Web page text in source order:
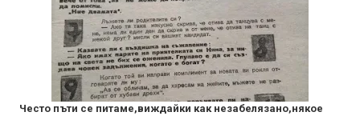
Често пъти се питаме,виждайки как незабелязано,някое